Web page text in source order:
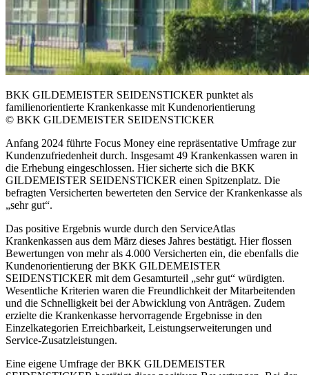
BKK GILDEMEISTER SEIDENSTICKER punktet als
familienorientierte Krankenkasse mit Kundenorientierung
© BKK GILDEMEISTER SEIDENSTICKER
Anfang 2024 führte Focus Money eine repräsentative Umfrage zur
Kundenzufriedenheit durch. Insgesamt 49 Krankenkassen waren in
die Erhebung eingeschlossen. Hier sicherte sich die BKK
GILDEMEISTER SEIDENSTICKER einen Spitzenplatz. Die
befragten Versicherten bewerteten den Service der Krankenkasse als
„sehr gut“.
Das positive Ergebnis wurde durch den ServiceAtlas
Krankenkassen aus dem März dieses Jahres bestätigt. Hier flossen
Bewertungen von mehr als 4.000 Versicherten ein, die ebenfalls die
Kundenorientierung der BKK GILDEMEISTER
SEIDENSTICKER mit dem Gesamturteil „sehr gut“ würdigten.
Wesentliche Kriterien waren die Freundlichkeit der Mitarbeitenden
und die Schnelligkeit bei der Abwicklung von Anträgen. Zudem
erzielte die Krankenkasse hervorragende Ergebnisse in den
Einzelkategorien Erreichbarkeit, Leistungserweiterungen und
Service-Zusatzleistungen.
Eine eigene Umfrage der BKK GILDEMEISTER